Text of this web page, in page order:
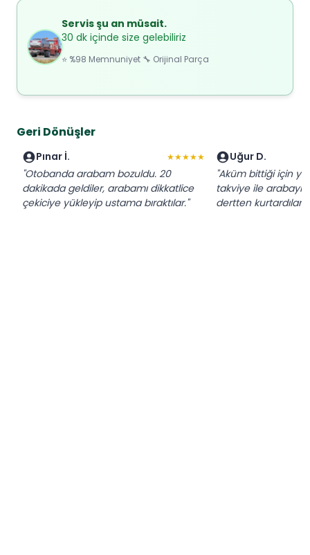
Servis şu an müsait.
30 dk içinde size gelebiliriz
⭐ %98 Memnuniyet 🔧 Orijinal Parça
Geri Dönüşler
Pınar İ. ★★★★★
"Otobanda arabam bozuldu. 20
dakikada geldiler, arabamı dikkatlice
çekiciye yükleyip ustama bıraktılar."
Uğur D.
"Aküm bittiği için
takviye ile arabayı
dertten kurtardılar."